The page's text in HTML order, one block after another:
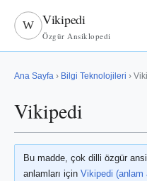
W Vikipedi
Özgür Ansiklopedi
Ana Sayfa › Bilgi Teknolojileri ›
Vikipedi
Bu madde, çok dilli özgür
anlamları için Vikipedi (anlam